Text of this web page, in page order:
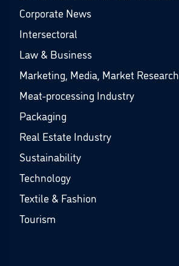
Corporate News
Intersectoral
Law & Business
Marketing, Media, Market Research
Meat-processing Industry
Packaging
Real Estate Industry
Sustainability
Technology
Textile & Fashion
Tourism